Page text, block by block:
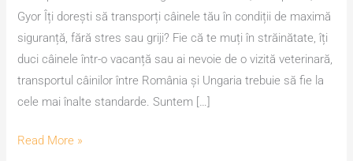
Gyor Îți dorești să transporți câinele tău în condiții de maximă
siguranță, fără stres sau griji? Fie că te muți în străinătate, îți
duci câinele într-o vacanță sau ai nevoie de o vizită veterinară,
transportul câinilor între România și Ungaria trebuie să fie la
cele mai înalte standarde. Suntem […]
Read More »